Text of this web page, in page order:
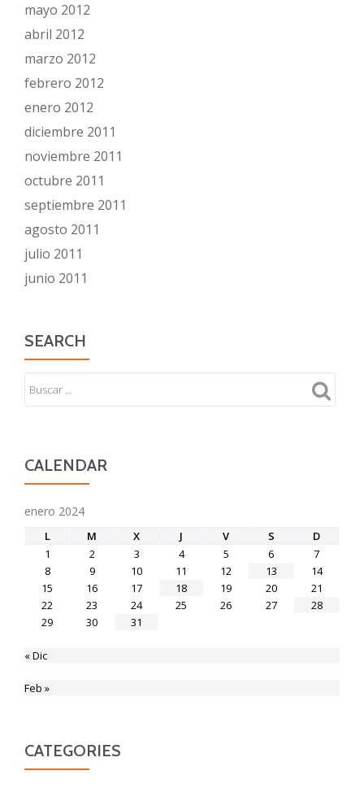
mayo 2012
abril 2012
marzo 2012
febrero 2012
enero 2012
diciembre 2011
noviembre 2011
octubre 2011
septiembre 2011
agosto 2011
julio 2011
junio 2011
SEARCH
CALENDAR
enero 2024
L M X J V S
D
1
2 3 4 5 6
7
8
9 10 11 12 13
14
15
16 17 18 19 20
21
22
23 24 25 26 27
28
29
30 31
« Dic
Feb »
CATEGORIES